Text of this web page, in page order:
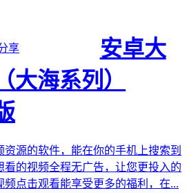
享
安卓大
大海系列）
源的软件，能在你的手机上搜索到
的视频全程无广告，让您更投入的
点击观看能享受更多的福利，在...